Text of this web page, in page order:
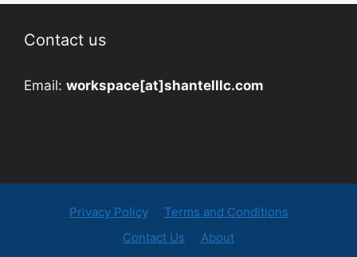
Contact us
Email: workspace[at]shantelllc.com
Privacy Policy
Terms and Conditions
Contact Us
About